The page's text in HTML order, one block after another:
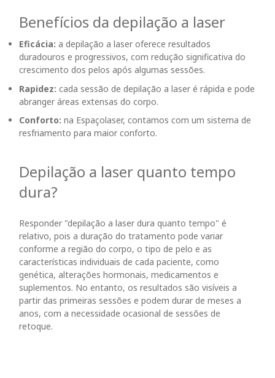
Benefícios da depilação a laser
Eficácia: a depilação a laser oferece resultados
duradouros e progressivos, com redução significativa do
crescimento dos pelos após algumas sessões.
Rapidez: cada sessão de depilação a laser é rápida e pode
abranger áreas extensas do corpo.
Conforto: na Espaçolaser, contamos com um sistema de
resfriamento para maior conforto.
Depilação a laser quanto tempo
dura?
Responder "depilação a laser dura quanto tempo" é
relativo, pois a duração do tratamento pode variar
conforme a região do corpo, o tipo de pelo e as
características individuais de cada paciente, como
genética, alterações hormonais, medicamentos e
suplementos. No entanto, os resultados são visíveis a
partir das primeiras sessões e podem durar de meses a
anos, com a necessidade ocasional de sessões de
retoque.